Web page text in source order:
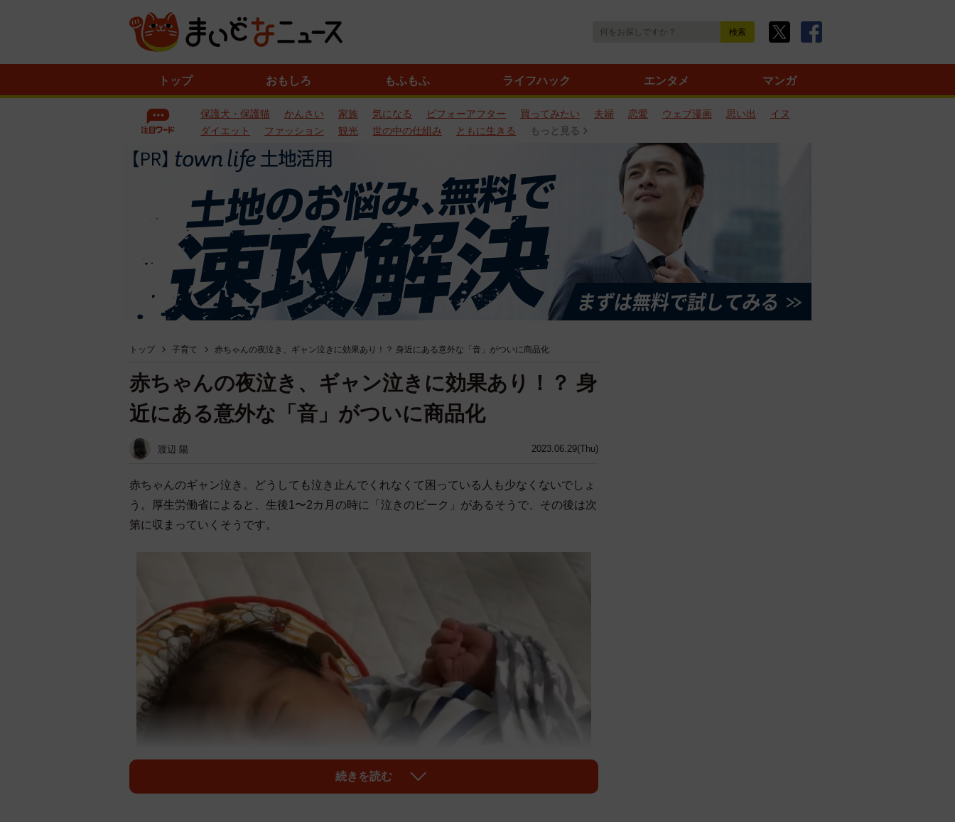
トップ おもしろ もふもふ ライフハック エンタメ マンガ
保護犬・保護猫 かんさい 家族 気になる ビフォーアフター 買ってみたい 夫婦 恋愛 ウェブ漫画 思い出
イヌ
ダイエット
ファッション 観光 世の中の仕組み ともに生きる もっと見る
トップ 子育て 赤ちゃんの夜泣き、ギャン泣きに効果あり！？ 身近にある意外な「音」がついに商品化
2023.06.29(Thu)
赤ちゃんの夜泣き、ギャン泣きに効果あり！？ 身
近にある意外な「音」がついに商品化
渡辺 陽
赤ちゃんのギャン泣き。どうしても泣き止んでくれなくて困っている人も少なくないでしょ
う。厚生労働省によると、生後1〜2カ月の時に「泣きのピーク」があるそうで、その後は次
第に収まっていくそうです。
続きを読む